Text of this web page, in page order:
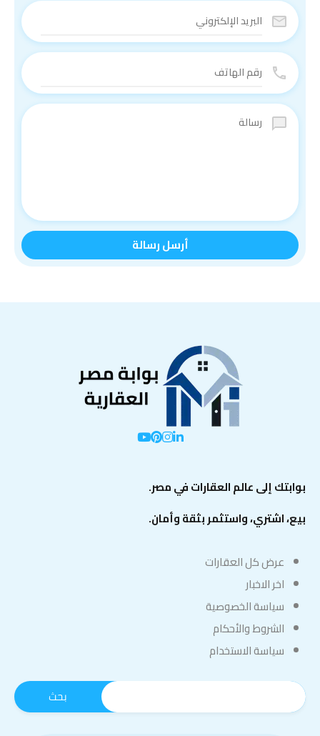
بوابتك إلى عالم العقارات في مصر.
بيع، اشتري، واستثمر بثقة وأمان.
عرض كل العقارات
اخر الاخبار
سياسة الخصوصية
الشروط والأحكام
سياسة الاستخدام